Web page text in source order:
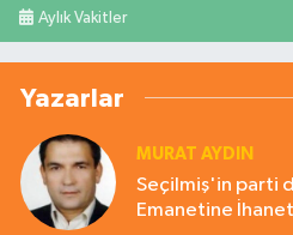
Aylık Vakitler
Yazarlar
MURAT AYDIN
Seçilmiş'in parti
Emanetine